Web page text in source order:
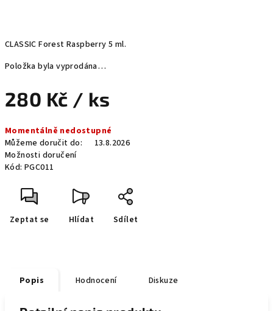
CLASSIC Forest Raspberry 5 ml.
Položka byla vyprodána…
280 Kč / ks
cena:
Momentálně nedostupné
Můžeme doručit do:
13.8.2026
Možnosti doručení
Kód: PGC011
Zeptat se Hlídat Sdílet
Popis Hodnocení Diskuze